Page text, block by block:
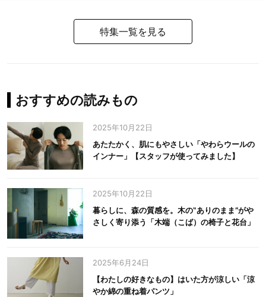
特集一覧を見る
おすすめの読みもの
2025年10月22日
あたたかく、肌にもやさしい「やわらウールの
インナー」【スタッフが使ってみました】
2025年10月22日
暮らしに、森の質感を。木の‟ありのまま”がや
さしく寄り添う「木端（こば）の椅子と花台」
2025年6月24日
【わたしの好きなもの】はいた方が涼しい「涼
やか綿の重ね着パンツ」